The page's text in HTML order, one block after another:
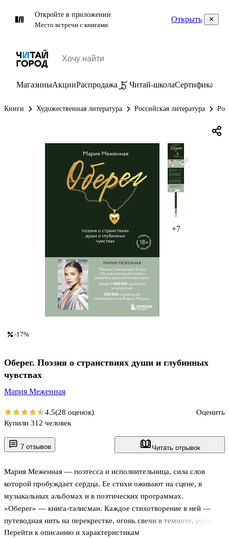
Откройте в приложении
Место встречи с книгами
Открыть
МагазиныАкцииРаспродажа Читай-школаСертификаты
Книги Художественная литература Российская литература
+7
7 отзывов Читать отрывок
Мария Меженная — поэтесса и исполнительница, сила слов
которой пробуждает сердца. Ее стихи оживают на сцене, в
музыкальных альбомах и в поэтических программах.
«Оберег» — книга-талисман. Каждое стихотворение в ней —
путеводная нить на перекрестке, огонь свечи в темноте, рука,
которая держит над пропастью. Эти стихи могут быть и
Перейти к описанию и характеристикам
-17%
Оберег. Поэзия о странствиях души и глубинных
чувствах
Мария Меженная
4.5(28 оценок)
Оценить
Купили 312 человек